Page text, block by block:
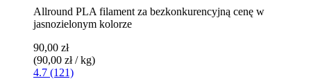
Allround PLA filament za bezkonkurencyjną cenę w
jasnozielonym kolorze
90,00 zł
(90,00 zł / kg)
4.7 (121)